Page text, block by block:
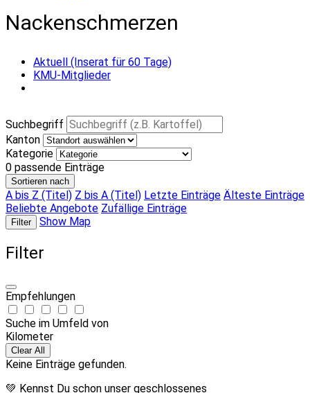
Nackenschmerzen
Aktuell (Inserat für 60 Tage)
KMU-Mitglieder
Suchbegriff
Kanton
Kategorie
0 passende Einträge
Sortieren nach
A bis Z (Titel) Z bis A (Titel) Letzte Einträge Älteste Einträge
Beliebte Angebote Zufällige Einträge
Filter Show Map
Filter
Empfehlungen
Suche im Umfeld von
Kilometer
Clear All
Keine Einträge gefunden.
💚 Kennst Du schon unser geschlossenes